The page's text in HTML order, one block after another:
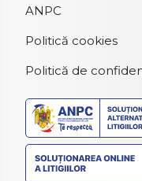
ANPC
Politică cookies
Politică de